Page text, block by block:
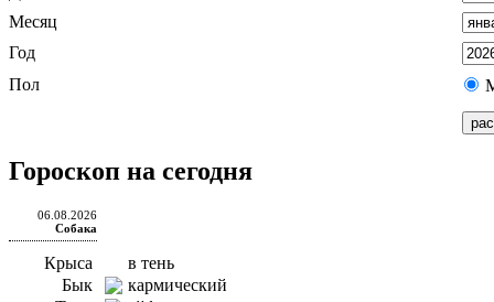
Месяц
Год
Пол
Гороскоп на сегодня
06.08.2026
Собака
Крыса
в тень
Бык
кармический